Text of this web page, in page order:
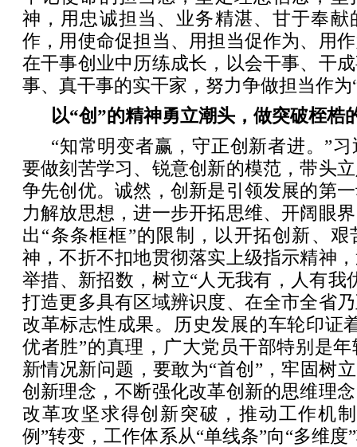
神，用忠诚担当、业务精湛、甘于奉献
作，用使命促担当、用担当促作为、用
在干事创业中历练成长，以会干事、干
事、真干事的实干家，努力争做担当作为
以“创”的精神勇立潮头，做突破桎梏
“知常明变者赢，守正创新者进。”
要做刻苦学习、锐意创新的模范，带头
争先创优。诚然，创新是引领发展的第
力解放思想，进一步开拓思维、开阔眼
出“条条框框”的限制，以开拓创新、艰
神，不折不扣地贯彻落实上级指示精神
举措、新招数，树立“人无我有，人有我
打造更多具有区域辨识度、在全市全省
改革标志性成果。历史发展的车轮印证
优者胜”的真理，广大党员干部特别是
新情况新问题，要敢为“首创”，牢固树
创新理念，不断强化改革创新的思维理
改革攻坚求得创新突破，推动工作机
例”转变，工作体系从“单线条”向“多维